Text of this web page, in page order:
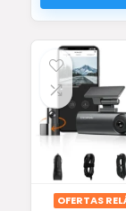
OFERTAS